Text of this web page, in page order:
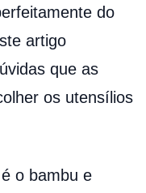
do
artigo
que as
os utensílios
o bambu e